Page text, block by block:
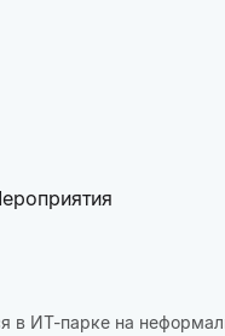
в ИТ-парке на